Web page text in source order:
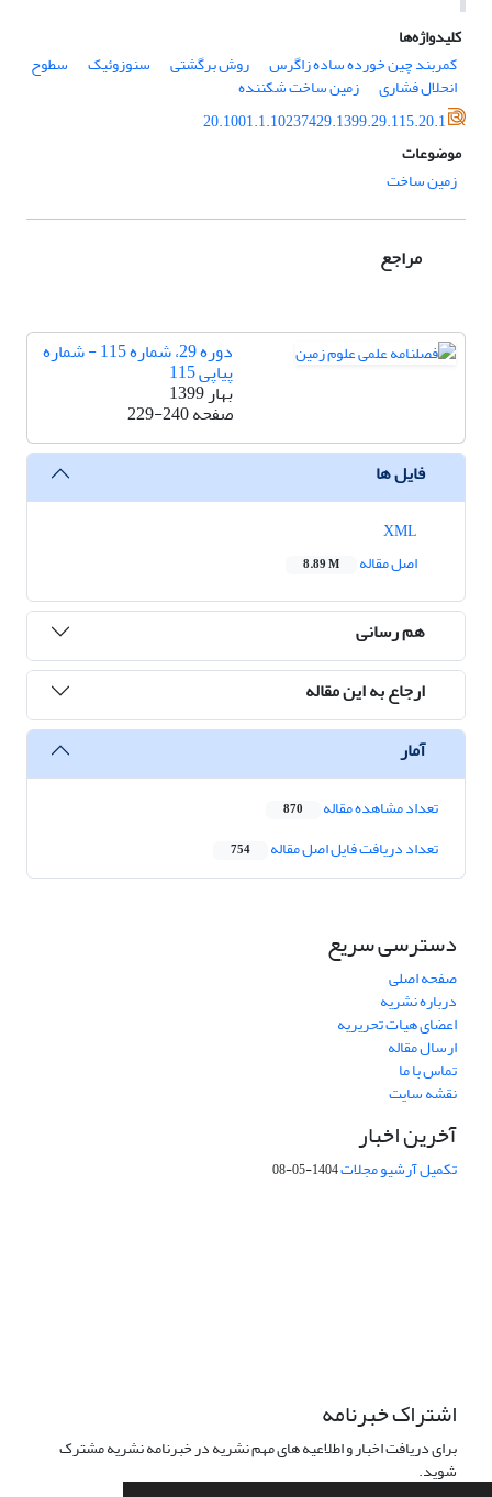
کلیدواژه‌ها
کمربند چین خورده ساده زاگرس
روش برگشتی سنوزوئیک سطوح
انحلال فشاری
زمین ساخت شکننده
20.1001.1.10237429.1399.29.115.20.1
موضوعات
زمین ساخت
مراجع
دوره 29، شماره 115 - شماره
پیاپی 115
بهار 1399
صفحه229-240
فایل ها
اصل مقاله
8.89 M
هم رسانی
ارجاع به این مقاله
آمار
تعداد مشاهده مقاله 870
تعداد دریافت فایل اصل مقاله 754
دسترسی سریع
صفحه اصلی
درباره نشریه
اعضای هیات تحریریه
ارسال مقاله
تماس با ما
نقشه سایت
آخرین اخبار
تکمیل آرشیو مجلات1404-05-08
اشتراک خبرنامه
برای دریافت اخبار و اطلاعیه های مهم نشریه در خبرنامه نشریه مشترک
شوید.